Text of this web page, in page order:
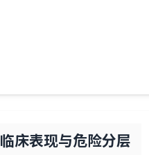
临床表现与危险分层